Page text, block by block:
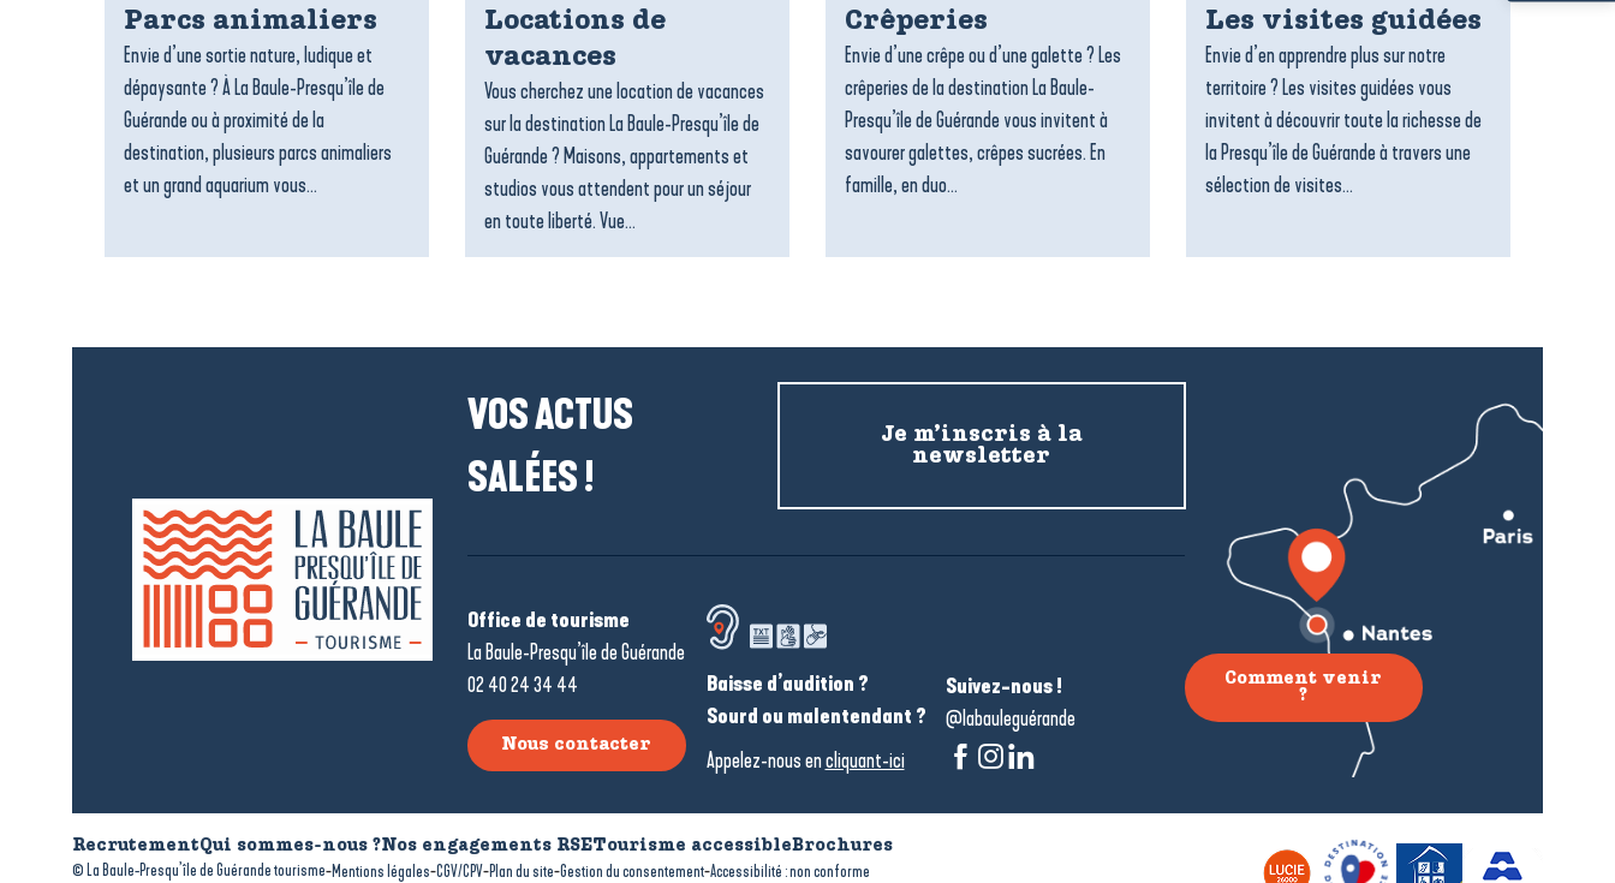
Parcs animaliers
Envie d’une sortie nature, ludique et
dépaysante ? À La Baule-Presqu’île de
Guérande ou à proximité de la
destination, plusieurs parcs animaliers
et un grand aquarium vous...
Locations de
vacances
Vous cherchez une location de vacances
sur la destination La Baule-Presqu’île de
Guérande ? Maisons, appartements et
studios vous attendent pour un séjour
en toute liberté. Vue...
Crêperies
Envie d’une crêpe ou d’une galette ? Les
crêperies de la destination La Baule-
Presqu’île de Guérande vous invitent à
savourer galettes, crêpes sucrées. En
famille, en duo...
Les visites guidées
Envie d’en apprendre plus sur notre
territoire ? Les visites guidées vous
invitent à découvrir toute la richesse de
la Presqu’île de Guérande à travers une
sélection de visites...
VOS ACTUS
SALÉES !
Je m’inscris à la
newsletter
Office de tourisme
La Baule-Presqu’île de Guérande
02 40 24 34 44
Nous contacter
Baisse d’audition ?
Sourd ou malentendant ?
Appelez-nous encliquant-ici
Suivez-nous !
@labauleguérande
Comment venir
?
RecrutementQui sommes-nous ?Nos engagements RSETourisme accessibleBrochures
© La Baule-Presqu’île de Guérande tourisme-Mentions légales-CGV/CPV-Plan du site-Gestion du consentement-Accessibilité : non conforme